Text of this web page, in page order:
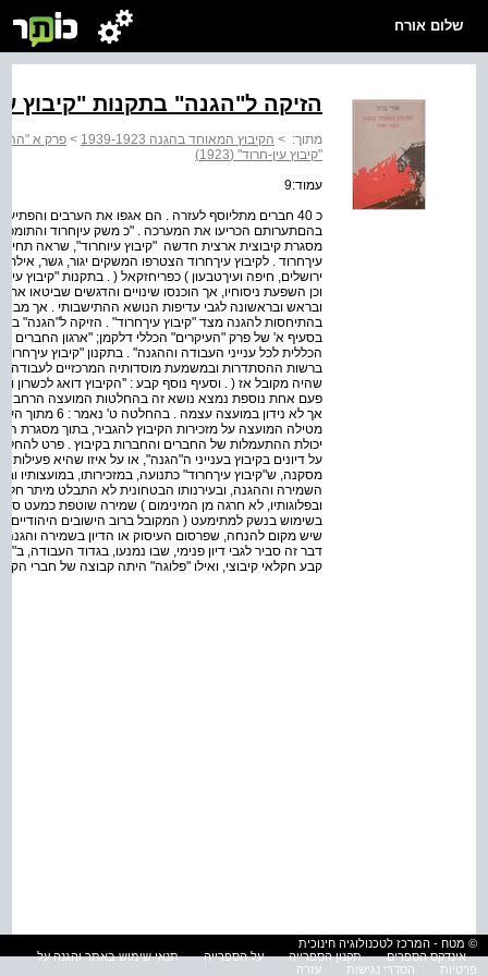
שלום אורח
הזיקה ל"הגנה" בתקנות "קיבוץ עין-
מתוך: > הקיבוץ המאוחד בהגנה 1939-1923 > פרק א
"קיבוץ עין-חרוד" (1923)
עמוד:9
כ­ 40 חברים מתל­יוסף לעזרה . הם אגפו את הערבים
בהםתערותם הכריעו את המערכה . "כ משק עין­חרוד
מסגרת קיבוצית ארצית חדשה ­ "קיבוץ עיו­חרוד", שראה
עיךחרוד . לקיבוץ עיךחרוד הצטרפו המשקים יגור, גשר,
ירושלים, חיפה ועיךטבעון ) כפר­יחזקאל ( . בתקנות "קיבוץ
וכן השפעת ניסוחיו, אך הוכנסו שינויים והדגשים שביטאו את
ובראש ובראשונה לגבי עדיפות הנושא ההתישבותי . אך
בסעיף א' של פרק "העיקרים" הכללי דלקמן; "ארגון
ברשות ההסתדרות ובמשמעת מוסדותיה המרכזיים לעבודה
אך לא נידון
מטילה המועצה על מזכירות הקיבוץ להגביר, בתוך מסגרת
יכולת ההתעמלות של החברים והחברות בקיבוץ . פרט להחלטה
על דיונים בקיבוץ בענייני ה"הגנה", או על איזו שהיא
מסקנה, ש"קיבוץ עיךחרוד" כתנועה, במזכירותו, במועצותיו
השמירה וההגנה, ובעירנותו הבטחונית לא התבלט מיתר
ובפלוגותיו, לא חרגה מן המינימום ) שמירה שוטפת כמעט
בשימוש בנשק למתי­מעט ( המקובל ברוב הישובים היהודיים
שיש מקום להנחה, שפרסום העיסוק או הדיון בשמירה והגנה
דבר זה סביר לגבי דיון פנימי, שבו נמנעו, בגדוד העבודה,
קבע חקלאי קיבוצי, ואילו ''פלוגה" היתה קבוצה של חברי
© מטח - המרכז לטכנולוגיה חינוכית
אינדקס הספרים
תקנון הספרייה על הספרייה
תנאי שימוש באתר והגנה על
פרטיות
הסדרי נגישות עזרה